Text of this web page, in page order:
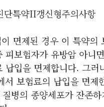
특약II갱신형주의사항
면제된 경우 이 특약
피보험자가 유방암 아니
납입을 면제합니다. 그
서 보험료의 납입을 면
병의 종양세포가 잔존